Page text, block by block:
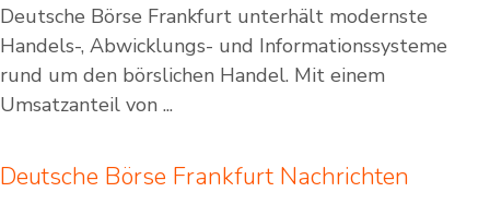
Deutsche Börse Frankfurt unterhält modernste
Handels-, Abwicklungs- und Informationssysteme
rund um den börslichen Handel. Mit einem
Umsatzanteil von ...
Deutsche Börse Frankfurt Nachrichten